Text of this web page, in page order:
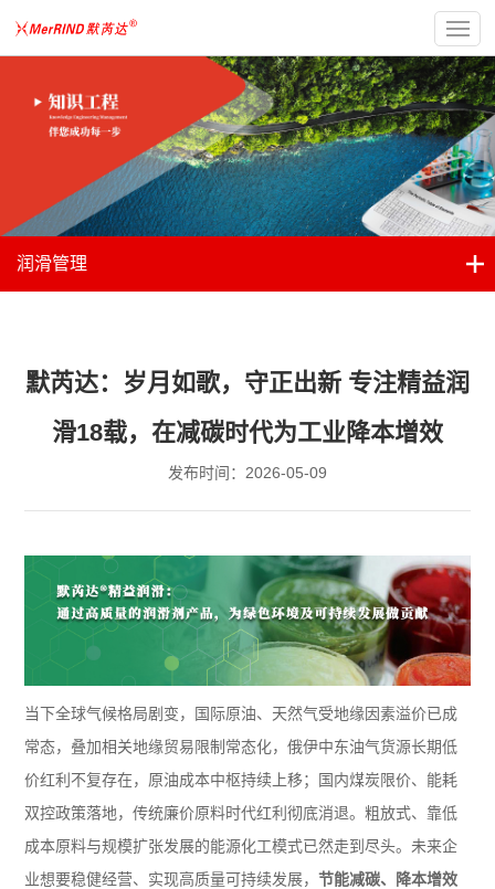
润滑管理
默芮达：岁月如歌，守正出新 专注精益润
滑18载，在减碳时代为工业降本增效
发布时间：2026-05-09
当下全球气候格局剧变，国际原油、天然气受地缘因素溢价已成
常态，叠加相关地缘贸易限制常态化，俄伊中东油气货源长期低
价红利不复存在，原油成本中枢持续上移；国内煤炭限价、能耗
双控政策落地，传统廉价原料时代红利彻底消退。粗放式、靠低
成本原料与规模扩张发展的能源化工模式已然走到尽头。未来企
业想要稳健经营、实现高质量可持续发展，节能减碳、降本增效